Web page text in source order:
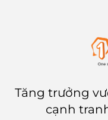
Tăng trưởng
cạnh